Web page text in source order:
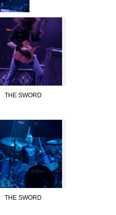
THE SWORD
THE SWORD